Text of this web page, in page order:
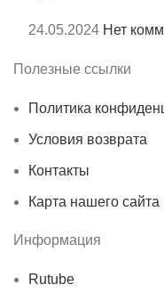
24.05.2024 Нет
Полезные ссылки
Политика
Условия возврата
Контакты
Карта нашего сайта
Информация
Rutube